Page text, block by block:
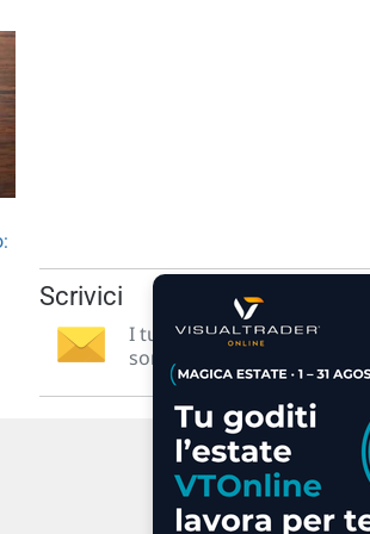
Scrivici
I tuoi suggerimenti per noi
sono preziosi e molto utili! »